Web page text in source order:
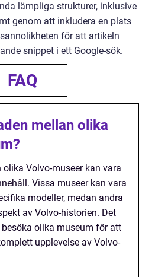
lämpliga strukturer, inklusive
genom att inkludera en plats
för att artikeln
snippet i ett Google-sök.
FAQ
mellan olika
Volvo-museer kan vara
Vissa museer kan vara
modeller, medan andra
av Volvo-historien. Det
olika museum för att
upplevelse av Volvo-